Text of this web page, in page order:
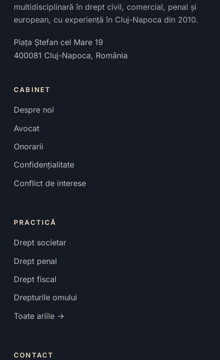
multidisciplinară în drept civil, comercial, penal și
european, cu experiență în Cluj-Napoca din 2010.
Piața Ștefan cel Mare 19
400081 Cluj-Napoca, România
CABINET
Despre noi
Avocat
Onorarii
Confidențialitate
Conflict de interese
PRACTICĂ
Drept societar
Drept penal
Drept fiscal
Drepturile omului
Toate ariile →
CONTACT